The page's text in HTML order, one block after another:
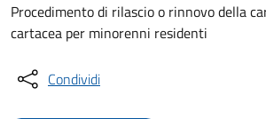
Procedimento di rilascio o rinnovo della
cartacea per minorenni residenti
Condividi